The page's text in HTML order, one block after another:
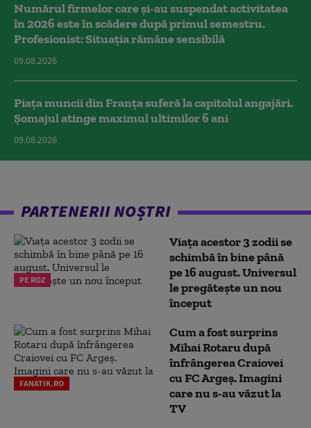
Numărul firmelor care și-au suspendat activitatea
în 2026 este în scădere după primul semestru.
Profesionist: Situația rămâne sensibilă
09.08.2026
Piața muncii din Franța suferă la capitolul angajări.
Șomajul atinge maximul ultimilor 6 ani
09.08.2026
PARTENERII NOȘTRI
PE ROZ
Viața acestor 3 zodii se
schimbă în bine până
pe 16 august. Universul
le pregătește un nou
început
FANATIK.RO
Cum a fost surprins
Mihai Rotaru după
înfrângerea Craiovei
cu FC Argeș. Imagini
care nu s-au văzut la
TV